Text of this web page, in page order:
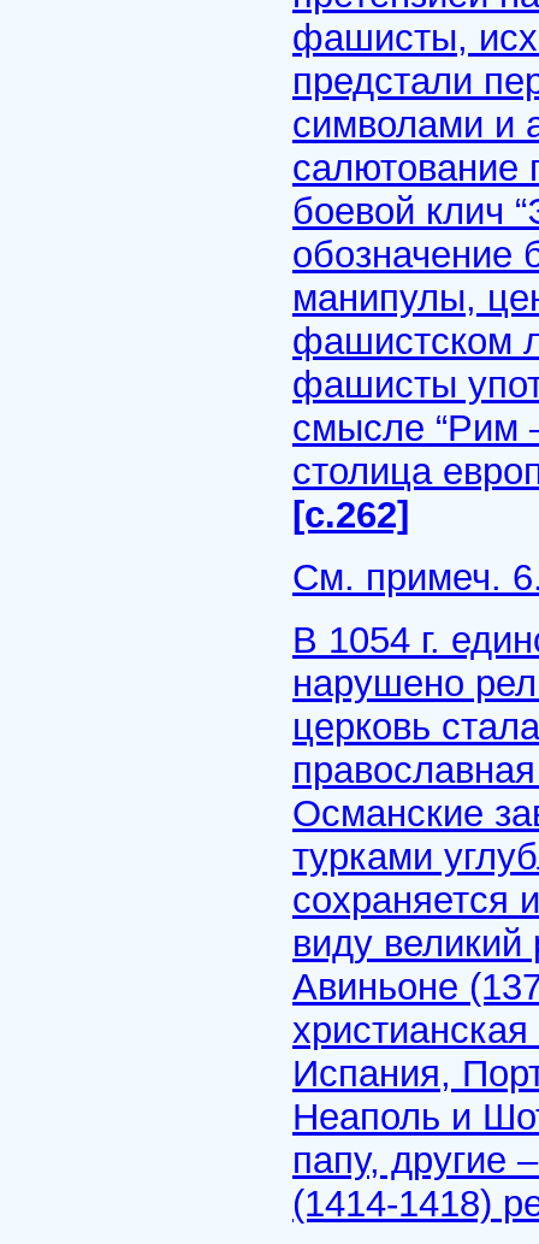
фашисты,
предстали
символами и
салютование
боевой клич
обозначение
манипулы,
фашистском
фашисты
смысле “Рим
столица
[с.262]
См. примеч.
В 1054 г.
нарушено
церковь
Османские
турками
сохраняется
виду
Авиньоне
Испания,
Неаполь и
папу, другие
(1414-1418)